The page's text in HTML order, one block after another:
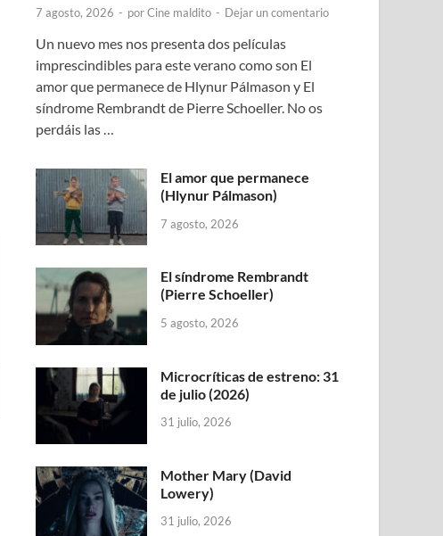
7 agosto, 2026 - porCine maldito - Dejar un comentario
Un nuevo mes nos presenta dos películas
imprescindibles para este verano como son El
amor que permanece de Hlynur Pálmason y El
síndrome Rembrandt de Pierre Schoeller. No os
perdáis las …
El amor que permanece
(Hlynur Pálmason)
7 agosto, 2026
El síndrome Rembrandt
(Pierre Schoeller)
5 agosto, 2026
Microcríticas de estreno: 31
de julio (2026)
31 julio, 2026
Mother Mary (David
Lowery)
31 julio, 2026